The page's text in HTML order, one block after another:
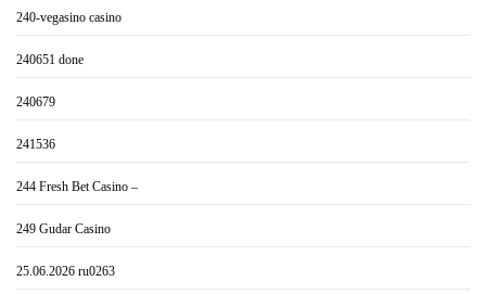
240-vegasino casino
240651 done
240679
241536
244 Fresh Bet Casino –
249 Gudar Casino
25.06.2026 ru0263